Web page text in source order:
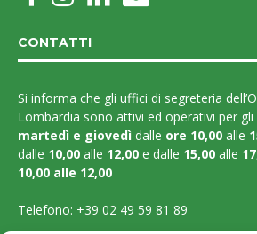
CONTATTI
Si informa che gli uffici di segreteria
Lombardia sono attivi ed operativi per gli
martedì e giovedì dalle ore 10,00 alle
dalle 10,00 alle 12,00 e dalle 15,00 alle
10,00 alle 12,00
Telefono: +39 02 49 59 81 89